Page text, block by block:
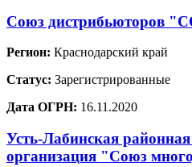
Союз дистрибьюторов
Регион: Краснодарский край
Статус: Зарегистрированные
Дата ОГРН: 16.11.2020
Усть-Лабинская
организация "Союз